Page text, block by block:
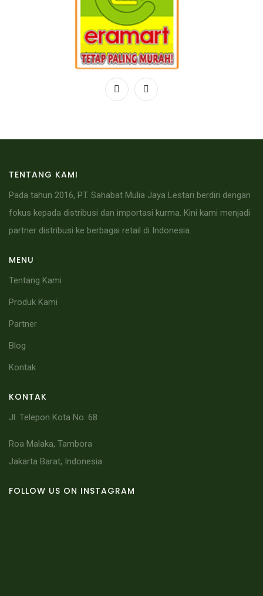
TENTANG KAMI
Pada tahun 2016, PT. Sahabat Mulia Jaya Lestari berdiri dengan
fokus kepada distribusi dan importasi kurma. Kini kami menjadi
partner distribusi ke berbagai retail di Indonesia.
MENU
Tentang Kami
Produk Kami
Partner
Blog
Kontak
KONTAK
Jl. Telepon Kota No. 68
Roa Malaka, Tambora
Jakarta Barat, Indonesia
FOLLOW US ON INSTAGRAM